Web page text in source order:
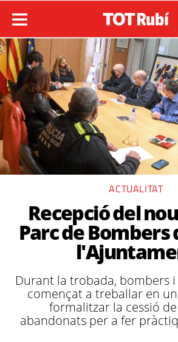
ACTUALITAT
Recepció del
Parc de Bombers
Durant la trobada, bombers
començat a treballar en
formalitzar la cessió
abandonats per a fer